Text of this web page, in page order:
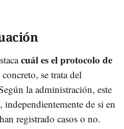
cuál es el protocolo de
se trata del
la administración, este
de si en
registrado casos o no.